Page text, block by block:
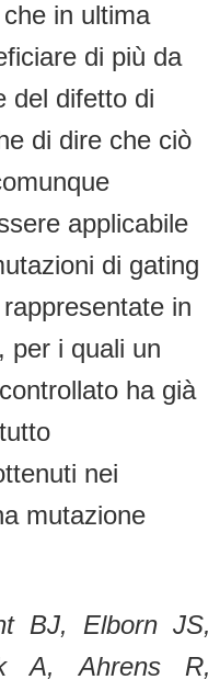
in ultima
di più da
del difetto di
di dire che ciò
applicabile
di gating
in
per i quali un
ha già
nei
mutazione
BJ, Elborn JS,
A, Ahrens R,